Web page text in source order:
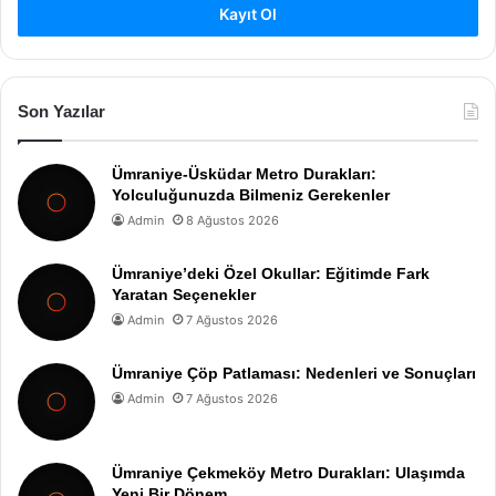
Kayıt Ol
Son Yazılar
Ümraniye-Üsküdar Metro Durakları:
Yolculuğunuzda Bilmeniz Gerekenler
Admin 8 Ağustos 2026
Ümraniye’deki Özel Okullar: Eğitimde Fark
Yaratan Seçenekler
Admin 7 Ağustos 2026
Ümraniye Çöp Patlaması: Nedenleri ve Sonuçları
Admin 7 Ağustos 2026
Ümraniye Çekmeköy Metro Durakları: Ulaşımda